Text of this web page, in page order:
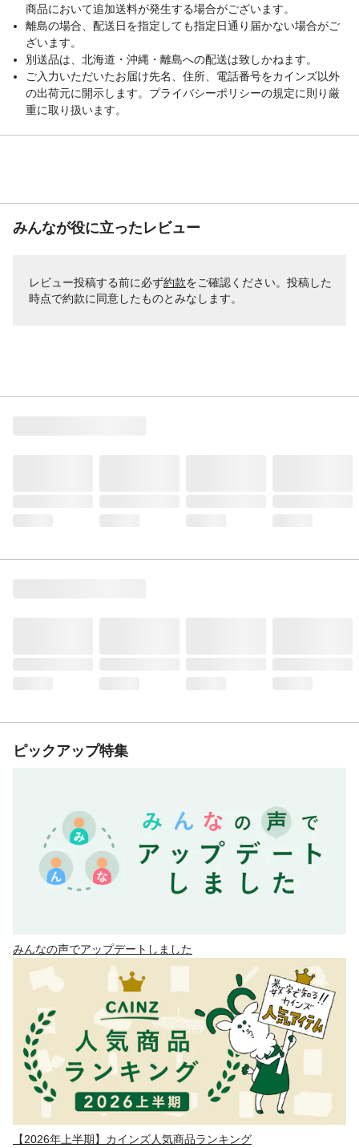
商品において追加送料が発生する場合がございます。
離島の場合、配送日を指定しても指定日通り届かない場合がご
ざいます。
別送品は、北海道・沖縄・離島への配送は致しかねます。
ご入力いただいたお届け先名、住所、電話番号をカインズ以外
の出荷元に開示します。プライバシーポリシーの規定に則り厳
重に取り扱います。
みんなが役に立ったレビュー
レビュー投稿する前に必ず約款をご確認ください。投稿した
時点で約款に同意したものとみなします。
ピックアップ特集
みんなの声でアップデートしました
【2026年上半期】カインズ人気商品ランキング